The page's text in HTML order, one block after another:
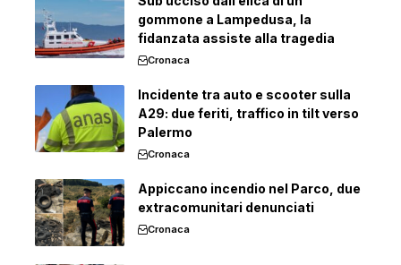
gommone a Lampedusa, la
fidanzata assiste alla tragedia
Cronaca
Incidente tra auto e scooter sulla
A29: due feriti, traffico in tilt verso
Palermo
Cronaca
Appiccano incendio nel Parco, due
extracomunitari denunciati
Cronaca